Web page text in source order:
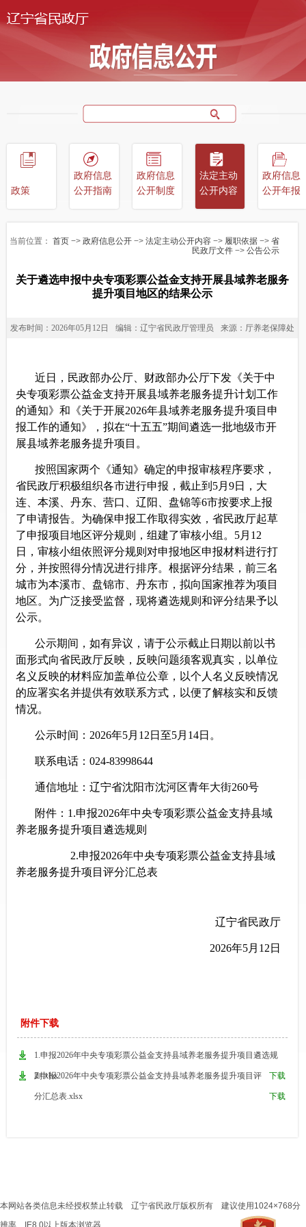
政策
政府信息
公开指南
政府信息
公开制度
法定主动
公开内容
政府信息
公开年报
当前位置： 首页−> 政府信息公开−> 法定主动公开内容−> 履职依据−> 省
民政厅文件−> 公告公示
关于遴选申报中央专项彩票公益金支持开展县域养老服务
提升项目地区的结果公示
发布时间：2026年05月12日 编辑：辽宁省民政厅管理员 来源：厅养老保障处
近日，民政部办公厅、 财政部办公厅下发《关于中
央专项彩票公益金支持开展县域养老服务提升计划工作
的通知》和《关于开展2026年县域养老服务提升项目申
报工作的通知》，拟在“十五五”期间遴选一批地级市开
展县域养老服务提升项目。
按照国家两个《通知》确定的申报审核程序要求，
省民政厅积极组织各市进行申报，截止到 5月 9日，大
连、本溪、丹东、营口、辽阳、盘锦等6市按要求上报
了申请报告。为确保申报工作取得实效， 省民政厅起草
了申报项目地区评分规则， 组建了审核小组 。 5月 12
日
，审核小组依照评分规则对申报地区申报材料进行打
分，并按照得分情况进行排序。 根据评分结果，前三名
城市为本溪市、 盘锦市、 丹东市，拟向国家推荐为项目
地区。为广泛接受监督，现将遴选规则和评分结果予以
公示。
公示期间，如有异议，请于公示截止日期以前以书
面形式向省民政厅反映，反映问题须客观真实，以单位
名义反映的材料应加盖单位公章，以个人名义反映情况
的应署实名并提供有效联系方式，以便了解核实和反馈
情况。
公示时间 ： 2026年5月 12 日至5月 14日 。
联系电话： 024-83998644
通信地址： 辽宁省沈阳市沈河区青年大街260号
附件： 1.申报2026年中央专项彩票公益金支持县域
养老服务提升项目遴选规则
2.申报2026年中央专项彩票公益金支持县域
养老服务提升项目评分汇总表
辽宁省民政厅
2026年5月 12 日
附件下载
1.申报2026年中央专项彩票公益金支持县域养老服务提升项目遴选规
则.xlsx 下载
2.申报2026年中央专项彩票公益金支持县域养老服务提升项目评
分汇总表.xlsx 下载
本网站各类信息未经授权禁止转载 辽宁省民政厅版权所有 建议使用1024×768分
辨率 IE8.0以上版本浏览器